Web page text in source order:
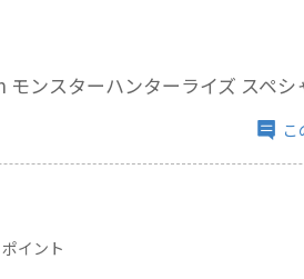
ンスターハンターライズ スペシ
こ
イント